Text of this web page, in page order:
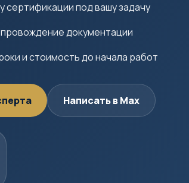
под вашу задачу
документации
и стоимость до начала работ
Написать в Max